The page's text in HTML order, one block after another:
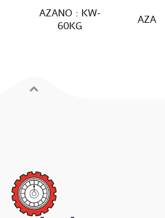
AZANO : KW-
60KG